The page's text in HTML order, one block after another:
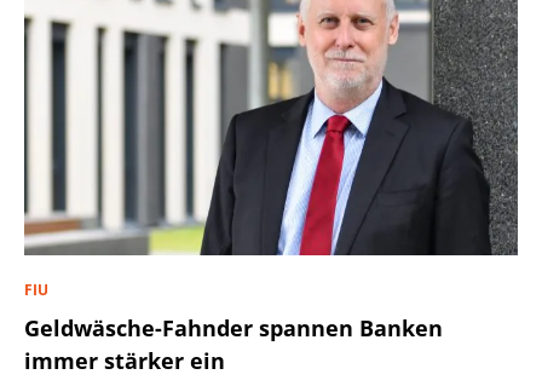
FIU
Geldwäsche-Fahnder spannen Banken
immer stärker ein